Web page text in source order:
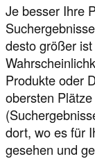
Je besser Ihre
desto größer
Produkte oder
obersten
dort, wo es für
gesehen und